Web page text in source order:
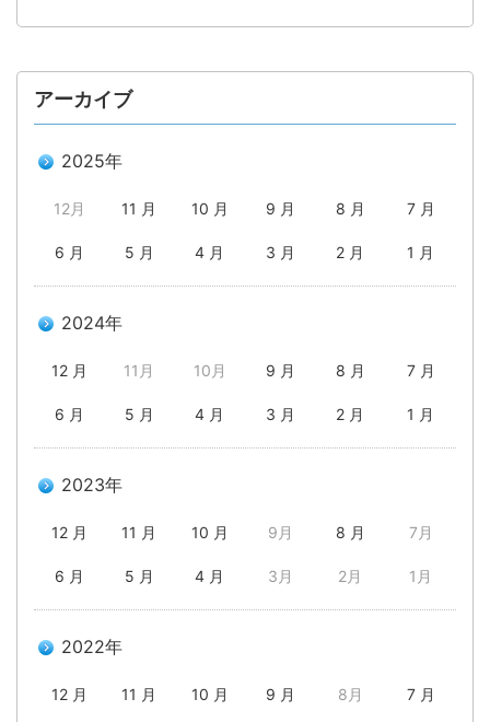
アーカイブ
2025年
12月 11 月 10 月 9 月 8 月 7 月
6 月 5 月 4 月 3 月 2 月 1 月
2024年
12 月 11月 10月 9 月 8 月 7 月
6 月 5 月 4 月 3 月 2 月 1 月
2023年
12 月 11 月 10 月 9月 8 月 7月
6 月 5 月 4 月 3月 2月 1月
2022年
12 月 11 月 10 月 9 月 8月 7 月